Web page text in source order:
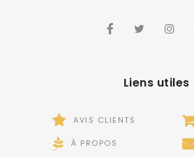
Liens utiles
AVIS CLIENTS
À PROPOS